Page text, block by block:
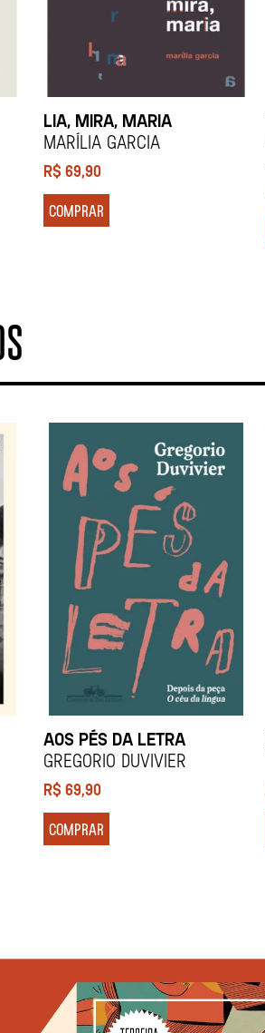
LIA, MIRA, MARIA
Marília Garcia
R$69,90
COMPRAR
AOS PÉS DA LETRA
Gregorio Duvivier
R$69,90
COMPRAR